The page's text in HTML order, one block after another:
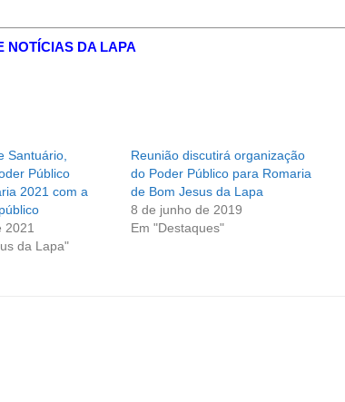
NOTÍCIAS DA LAPA
Santuário,
Público
2021 com a
2021
da Lapa"
Reunião discutirá organização
do Poder Público para Romaria
de Bom Jesus da Lapa
8 de junho de 2019
Em "Destaques"